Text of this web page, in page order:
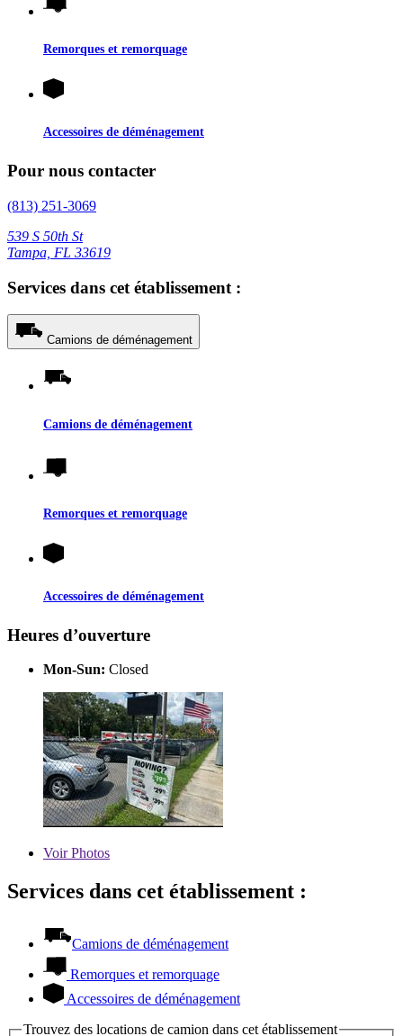
Remorques et remorquage
Accessoires de déménagement
Pour nous contacter
(813) 251-3069
539 S 50th St
Tampa, FL 33619
Services dans cet établissement :
Camions de déménagement
Camions de déménagement
Remorques et remorquage
Accessoires de déménagement
Heures d’ouverture
Mon-Sun: Closed
VoirPhotos
Services dans cet établissement :
Camions de déménagement
Remorques et remorquage
Accessoires de déménagement
Trouvez des locations de camion dans cet établissement